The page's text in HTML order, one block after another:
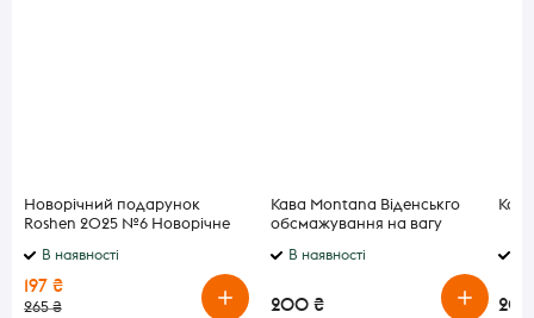
Новорічний подарунок
Roshen 2025 №6 Новорічне
В наявності
197 ₴
265 ₴
Кава Montana Віденськго
обсмажування на вагу
В наявності
200 ₴